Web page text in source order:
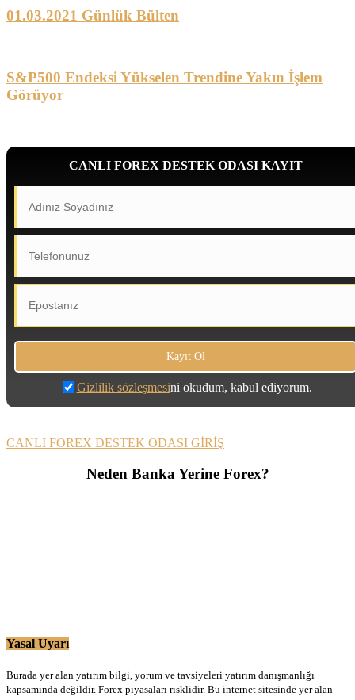
01.03.2021 Günlük Bülten
S&P500 Endeksi Yükselen Trendine Yakın İşlem
Görüyor
CANLI FOREX DESTEK ODASI KAYIT
Gizlilik sözleşmesini okudum, kabul ediyorum.
CANLI FOREX DESTEK ODASI GİRİŞ
Neden Banka Yerine Forex?
Yasal Uyarı
Burada yer alan yatırım bilgi, yorum ve tavsiyeleri yatırım danışmanlığı
kapsamında değildir. Forex piyasaları risklidir. Bu internet sitesinde yer alan